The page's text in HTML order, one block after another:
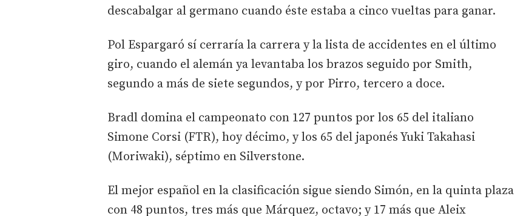
descabalgar al germano cuando éste estaba a cinco vueltas para ganar.
Pol Espargaró sí cerraría la carrera y la lista de accidentes en el último
giro, cuando el alemán ya levantaba los brazos seguido por Smith,
segundo a más de siete segundos, y por Pirro, tercero a doce.
Bradl domina el campeonato con 127 puntos por los 65 del italiano
Simone Corsi (FTR), hoy décimo, y los 65 del japonés Yuki Takahasi
(Moriwaki), séptimo en Silverstone.
El mejor español en la clasificación sigue siendo Simón, en la quinta plaza
con 48 puntos, tres más que Márquez, octavo; y 17 más que Aleix